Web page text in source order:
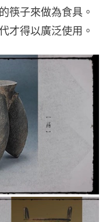
筷子來做為食具。
才得以廣泛使用。